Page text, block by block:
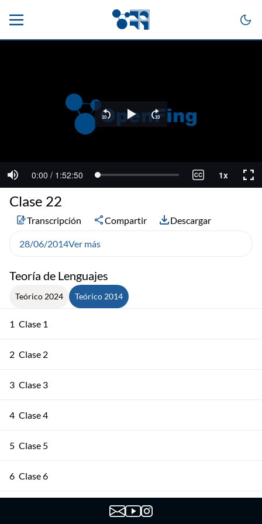
Teoría de Lenguajes
Teórico 2024 Teórico 2014
1 Clase 1
2 Clase 2
3 Clase 3
4 Clase 4
5 Clase 5
6 Clase 6
Clase 22
Transcripción Compartir Descargar
28/06/2014Ver más